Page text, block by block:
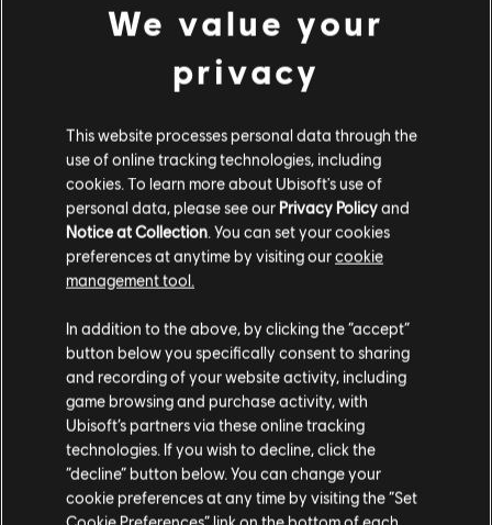
Apparence Prince Obscur
3,99 C$
Affichage de4 objets sur4
loin que l’Ubisoft Store!Profitez d’une expérience de jeu suprême avec de
nouveaux titres, des Season pass et plus de contenus supplémentaires
Si vous souhaitez faire un achat, veuillez vous
rendre sur votre Store local.
Rester sur le store actuel
Mettre à jour votre localisation
We value your
privacy
This website processes personal data through the
use of online tracking technologies, including
cookies. To learn more about Ubisoft's use of
personal data, please see our Privacy Policyand
Notice at Collection . You can set your cookies
preferences at anytime by visiting ourcookie
management tool.
In addition to the above, by clicking the “accept”
button below you specifically consent to sharing
and recording of your website activity, including
game browsing and purchase activity, with
Ubisoft’s partners via these online tracking
technologies. If you wish to decline, click the
“decline” button below. You can change your
cookie preferences at any time by visiting the “Set
Cookie Preferences” link on the bottom of each